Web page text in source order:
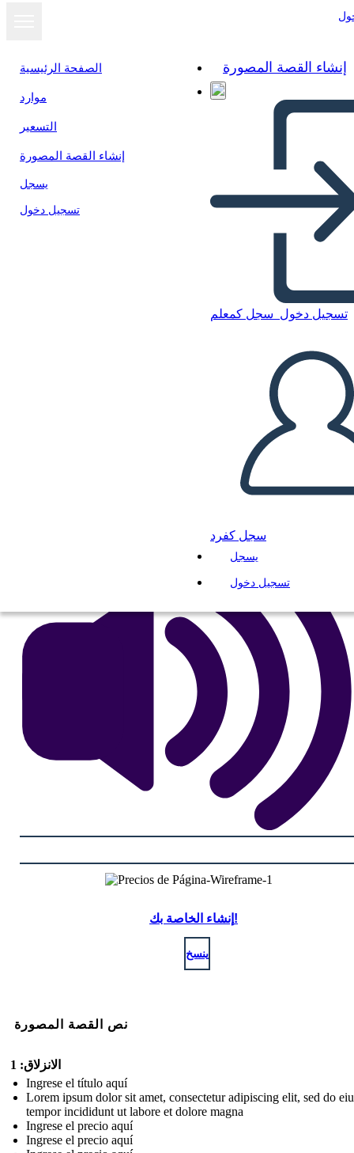
الصفحة الرئيسية
موارد
التسعير
إنشاء القصة المصورة
يسجل
تسجيل دخول
إنشاء القصة المصورة
تسجيل دخول سجل كمعلم
سجل كفرد
يسجل
تسجيل دخول
إنشاء الخاصة بك!
ينسخ
نص القصة المصورة
الانزلاق: 1
Ingrese el título aquí
Lorem ipsum dolor sit amet, consectetur adipiscing elit, sed do
tempor incididunt ut labore et dolore magna
Ingrese el precio aquí
Ingrese el precio aquí